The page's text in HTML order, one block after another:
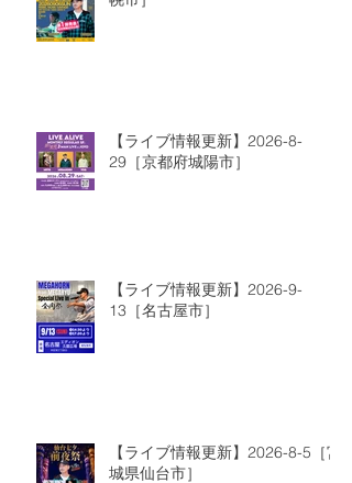
【ライブ情報更新】2026-8-
29［京都府城陽市］
【ライブ情報更新】2026-9-
13［名古屋市］
【ライブ情報更新】2026-8-5［宮
城県仙台市］